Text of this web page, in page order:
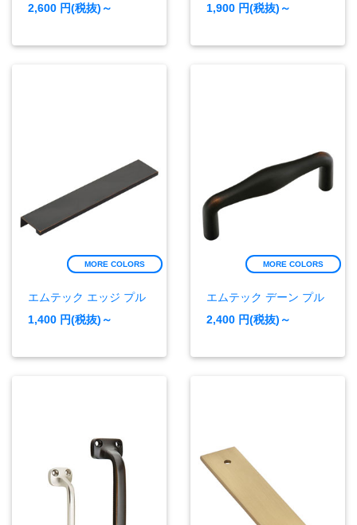
2,600 円(税抜)～
1,900 円(税抜)～
MORE COLORS
エムテック エッジ プル
1,400 円(税抜)～
MORE COLORS
エムテック デーン プル
2,400 円(税抜)～